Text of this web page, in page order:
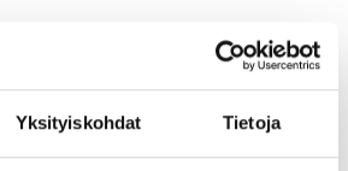
Yksityiskohdat Tietoja
Jan Westö, Chief growth